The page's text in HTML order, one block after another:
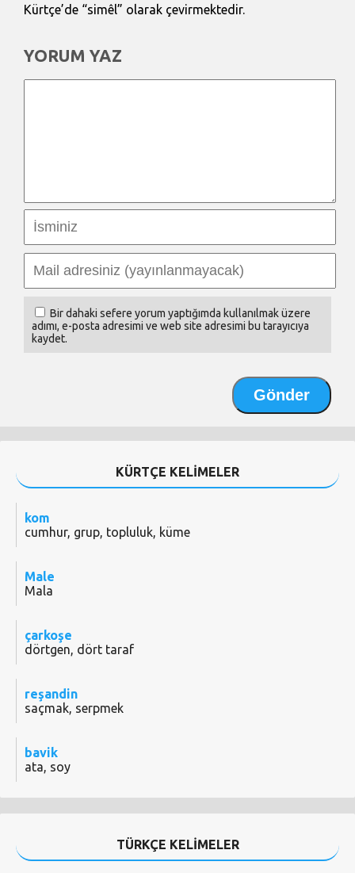
Kürtçe’de “simêl” olarak çevirmektedir.
YORUM YAZ
Bir dahaki sefere yorum yaptığımda kullanılmak üzere
adımı, e-posta adresimi ve web site adresimi bu tarayıcıya
kaydet.
KÜRTÇE KELİMELER
kom
cumhur, grup, topluluk, küme
Male
Mala
çarkoşe
dörtgen, dört taraf
reşandin
saçmak, serpmek
bavik
ata, soy
TÜRKÇE KELİMELER